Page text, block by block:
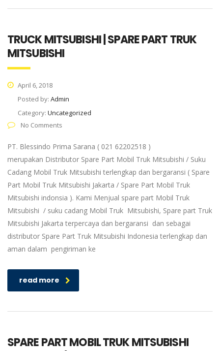
TRUCK MITSUBISHI | SPARE PART TRUK
MITSUBISHI
April 6, 2018
Posted by: Admin
Category: Uncategorized
No Comments
PT. Blessindo Prima Sarana ( 021 62202518 )
merupakan Distributor Spare Part Mobil Truk Mitsubishi / Suku
Cadang Mobil Truk Mitsubishi terlengkap dan bergaransi ( Spare
Part Mobil Truk Mitsubishi Jakarta / Spare Part Mobil Truk
Mitsubishi indonsia ). Kami Menjual spare part Mobil Truk
Mitsubishi / suku cadang Mobil Truk Mitsubishi, Spare part Truk
Mitsubishi Jakarta terpercaya dan bergaransi dan sebagai
distributor Spare Part Truk Mitsubishi Indonesia terlengkap dan
aman dalam pengiriman ke
read more
SPARE PART MOBIL TRUK MITSUBISHI